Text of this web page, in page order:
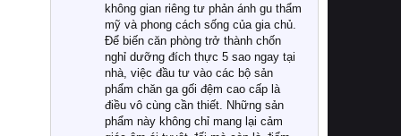
không gian riêng tư phản ánh gu thẩm
mỹ và phong cách sống của gia chủ.
Để biến căn phòng trở thành chốn
nghỉ dưỡng đích thực 5 sao ngay tại
nhà, việc đầu tư vào các bộ sản
phẩm chăn ga gối đệm cao cấp là
điều vô cùng cần thiết. Những sản
phẩm này không chỉ mang lại cảm